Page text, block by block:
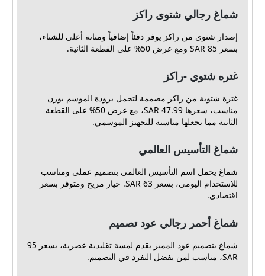
شماغ رجالي شتوى راكز
إصدار شتوي من راكز يوفر دفئاً إضافياً ومتانة أعلى للشتاء،
بسعر 85 SAR ومع عرض 50% على القطعة الثانية.
غتره شتوي -راكز
غترة شتوية من راكز مصممة لتحمل برودة الموسم بوزن
مناسب، سعرها 47.99 SAR، مع عرض 50% على القطعة
الثانية مما يجعلها مناسبة للتجهيز الموسمي.
شماغ التأسيس العالمي
شماغ يحمل اسم التأسيس العالمي بتصميم عملي ومناسب
للاستخدام اليومي، بسعر 63 SAR. خيار مريح ومتوفر بسعر
اقتصادي.
شماغ أحمر رجالي عود تصميم
شماغ بتصميم عود المميز يقدم لمسة تقليدية عصرية، بسعر 95
SAR، مناسب لمن يفضل التفرد في التصميم.